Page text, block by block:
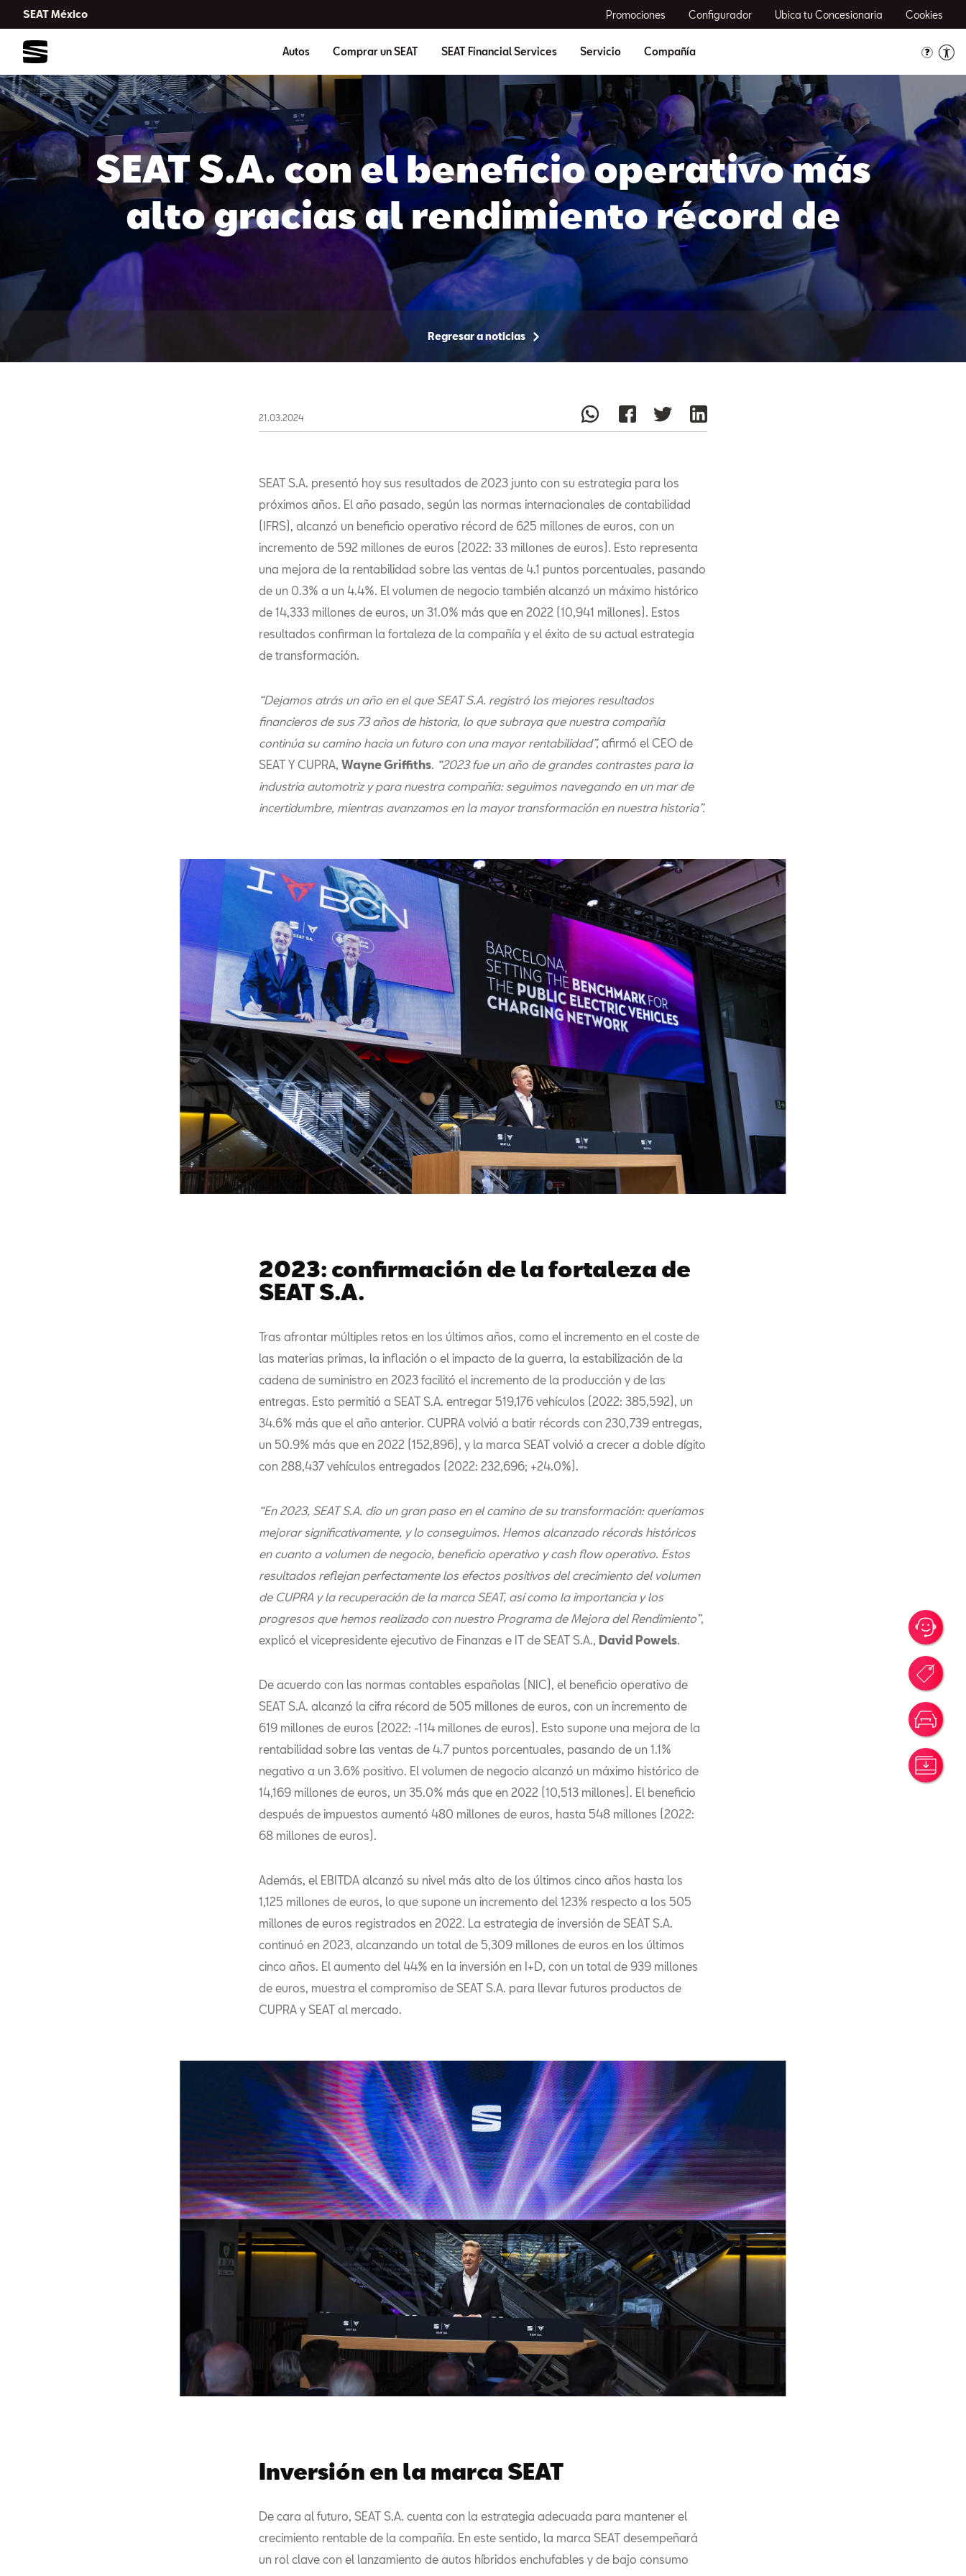
SEAT México Promociones Configurador Ubica tu Concesionaria Cookies
Autos Comprar un SEAT SEAT Financial Services Servicio Compañía
SEAT S.A. con el beneficio operativo más
alto gracias al rendimiento récord de
CUPRA, el crecimiento de SEAT
Regresar a noticias
21.03.2024
SEAT S.A. presentó hoy sus resultados de 2023 junto con su estrategia para los
próximos años. El año pasado, según las normas internacionales de contabilidad
(IFRS), alcanzó un beneficio operativo récord de 625 millones de euros, con un
incremento de 592 millones de euros (2022: 33 millones de euros). Esto representa
una mejora de la rentabilidad sobre las ventas de 4.1 puntos porcentuales, pasando
de un 0.3% a un 4.4%. El volumen de negocio también alcanzó un máximo histórico
de 14,333 millones de euros, un 31.0% más que en 2022 (10,941 millones). Estos
resultados confirman la fortaleza de la compañía y el éxito de su actual estrategia
de transformación.
“Dejamos atrás un año en el que SEAT S.A. registró los mejores resultados
financieros de sus 73 años de historia, lo que subraya que nuestra compañía
continúa su camino hacia un futuro con una mayor rentabilidad”, afirmó el CEO de
SEAT Y CUPRA, Wayne Griffiths. “2023 fue un año de grandes contrastes para la
industria automotriz y para nuestra compañía: seguimos navegando en un mar de
incertidumbre, mientras avanzamos en la mayor transformación en nuestra historia”.
2023: confirmación de la fortaleza de
SEAT S.A.
Tras afrontar múltiples retos en los últimos años, como el incremento en el coste de
las materias primas, la inflación o el impacto de la guerra, la estabilización de la
cadena de suministro en 2023 facilitó el incremento de la producción y de las
entregas. Esto permitió a SEAT S.A. entregar 519,176 vehículos (2022: 385,592), un
34.6% más que el año anterior. CUPRA volvió a batir récords con 230,739 entregas,
un 50.9% más que en 2022 (152,896), y la marca SEAT volvió a crecer a doble dígito
con 288,437 vehículos entregados (2022: 232,696; +24.0%).
“En 2023, SEAT S.A. dio un gran paso en el camino de su transformación: queríamos
mejorar significativamente, y lo conseguimos. Hemos alcanzado récords históricos
en cuanto a volumen de negocio, beneficio operativo y cash flow operativo. Estos
resultados reflejan perfectamente los efectos positivos del crecimiento del volumen
de CUPRA y la recuperación de la marca SEAT, así como la importancia y los
progresos que hemos realizado con nuestro Programa de Mejora del Rendimiento”,
explicó el vicepresidente ejecutivo de Finanzas e IT de SEAT S.A., David Powels.
De acuerdo con las normas contables españolas (NIC), el beneficio operativo de
SEAT S.A. alcanzó la cifra récord de 505 millones de euros, con un incremento de
619 millones de euros (2022: -114 millones de euros). Esto supone una mejora de la
rentabilidad sobre las ventas de 4.7 puntos porcentuales, pasando de un 1.1%
negativo a un 3.6% positivo. El volumen de negocio alcanzó un máximo histórico de
14,169 millones de euros, un 35.0% más que en 2022 (10,513 millones). El beneficio
después de impuestos aumentó 480 millones de euros, hasta 548 millones (2022:
68 millones de euros).
Además, el EBITDA alcanzó su nivel más alto de los últimos cinco años hasta los
1,125 millones de euros, lo que supone un incremento del 123% respecto a los 505
millones de euros registrados en 2022. La estrategia de inversión de SEAT S.A.
continuó en 2023, alcanzando un total de 5,309 millones de euros en los últimos
cinco años. El aumento del 44% en la inversión en I+D, con un total de 939 millones
de euros, muestra el compromiso de SEAT S.A. para llevar futuros productos de
CUPRA y SEAT al mercado.
Inversión en la marca SEAT
De cara al futuro, SEAT S.A. cuenta con la estrategia adecuada para mantener el
crecimiento rentable de la compañía. En este sentido, la marca SEAT desempeñará
un rol clave con el lanzamiento de autos híbridos enchufables y de bajo consumo
Me